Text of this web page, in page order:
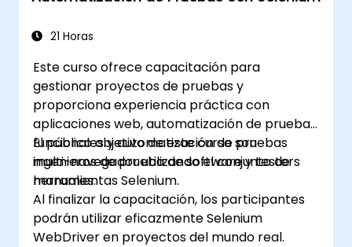
21 Horas
Este curso ofrece capacitación para
gestionar proyectos de pruebas y
proporciona experiencia práctica con
aplicaciones web, automatización de pruebas
funcionales y automatización de pruebas
multi-navegador utilizando el conjunto de
herramientas Selenium.
El público objetivo de este curso son
ingenieros de prueba de software y testers
manuales.
Al finalizar la capacitación, los participantes
podrán utilizar eficazmente Selenium
WebDriver en proyectos del mundo real.